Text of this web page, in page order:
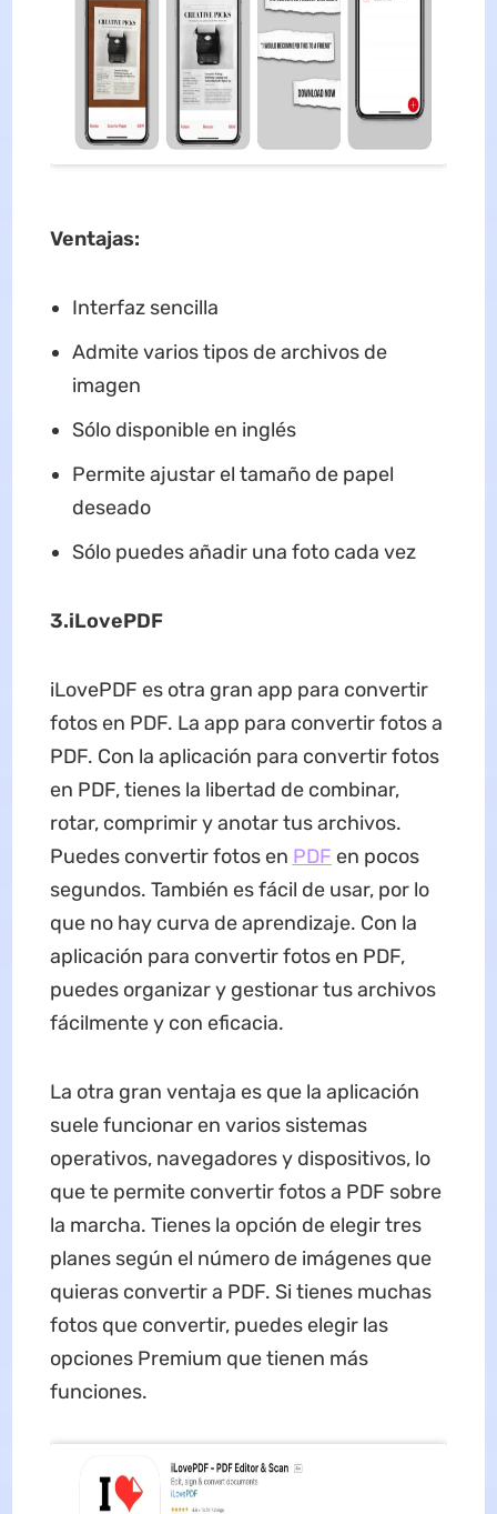
Ventajas:
Interfaz sencilla
Admite varios tipos de archivos de
imagen
Sólo disponible en inglés
Permite ajustar el tamaño de papel
deseado
Sólo puedes añadir una foto cada vez
3.iLovePDF
iLovePDF es otra gran app para convertir
fotos en PDF. La app para convertir fotos a
PDF. Con la aplicación para convertir fotos
en PDF, tienes la libertad de combinar,
rotar, comprimir y anotar tus archivos.
Puedes convertir fotos en PDF en pocos
segundos. También es fácil de usar, por lo
que no hay curva de aprendizaje. Con la
aplicación para convertir fotos en PDF,
puedes organizar y gestionar tus archivos
fácilmente y con eficacia.
La otra gran ventaja es que la aplicación
suele funcionar en varios sistemas
operativos, navegadores y dispositivos, lo
que te permite convertir fotos a PDF sobre
la marcha. Tienes la opción de elegir tres
planes según el número de imágenes que
quieras convertir a PDF. Si tienes muchas
fotos que convertir, puedes elegir las
opciones Premium que tienen más
funciones.